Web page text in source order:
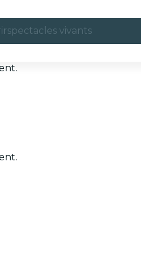
spectacles vivants
São Paulo